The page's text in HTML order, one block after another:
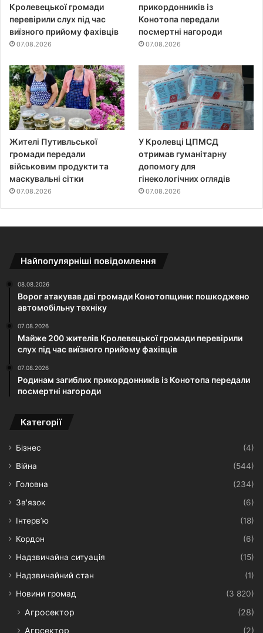
Кролевецької громади
перевірили слух під час
виїзного прийому фахівців
07.08.2026
прикордонників із
Конотопа передали
посмертні нагороди
07.08.2026
Жителі Путивльської
громади передали
військовим продукти та
маскувальні сітки
07.08.2026
У Кролевці ЦПМСД
отримав гуманітарну
допомогу для
гінекологічних оглядів
07.08.2026
Найпопулярніші повідомлення
08.08.2026
Ворог атакував дві громади Конотопщини: пошкоджено
автомобільну техніку
07.08.2026
Майже 200 жителів Кролевецької громади перевірили
слух під час виїзного прийому фахівців
07.08.2026
Родинам загиблих прикордонників із Конотопа передали
посмертні нагороди
Категорії
Бізнес
(4)
Війна
(544)
Головна
(234)
Зв'язок
(6)
Інтерв’ю
(18)
Кордон
(6)
Надзвичайна ситуація
(15)
Надзвичайний стан
(1)
Новини громад
(3 820)
Агросектор
(28)
Агрсектор
(2)